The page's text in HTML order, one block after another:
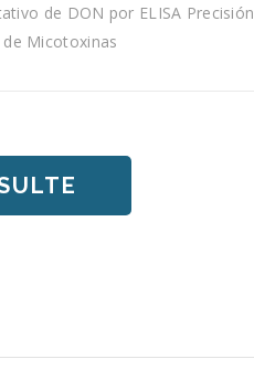
de DON por ELISA
Micotoxinas